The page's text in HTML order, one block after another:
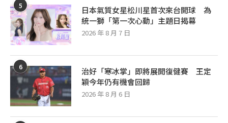
5
日本氣質女星松川星首次來台開球 為
統一獅「第一次心動」主題日揭幕
2026 年 8 月 7 日
6
治好「寒冰掌」即將展開復健賽 王定
穎今年仍有機會回歸
2026 年 8 月 6 日